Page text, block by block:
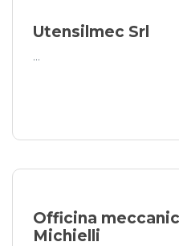
Utensilmec Srl
...
Officina
Michielli